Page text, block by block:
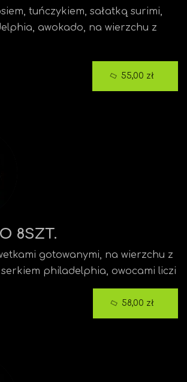
tuńczykiem, sałatką surimi,
awokado, na wierzchu z
8SZT.
gotowanymi, na wierzchu z
philadelphia, owocami liczi